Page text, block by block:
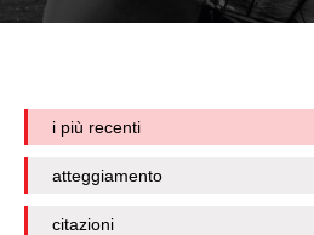
i più recenti
atteggiamento
citazioni